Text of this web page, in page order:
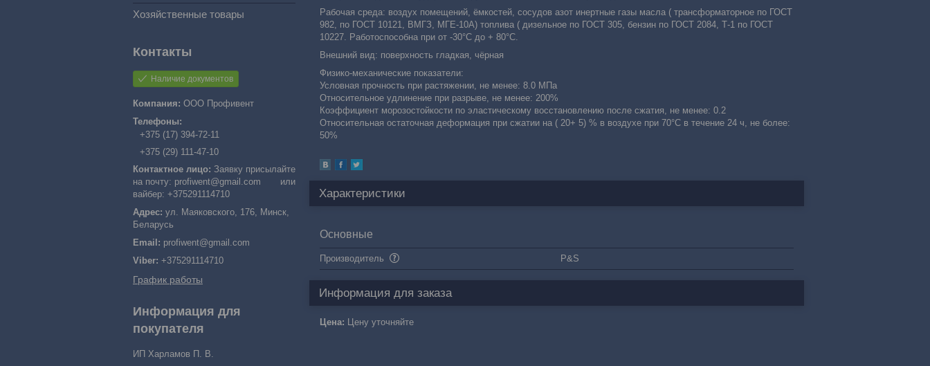
Рабочая среда: воздух помещений, ёмкостей, сосудов азот инертные газы масла ( трансформаторное по ГОСТ
982, по ГОСТ 10121, ВМГЗ, МГЕ-10А) топлива ( дизельное по ГОСТ 305, бензин по ГОСТ 2084, Т-1 по ГОСТ
10227. Работоспособна при от -30°С до + 80°С.
Внешний вид: поверхность гладкая, чёрная
Физико-механические показатели:
Условная прочность при растяжении, не менее: 8.0 МПа
Относительное удлинение при разрыве, не менее: 200%
Коэффициент морозостойкости по эластическому восстановлению после сжатия, не менее: 0.2
Относительная остаточная деформация при сжатии на ( 20+ 5) % в воздухе при 70°С в течение 24 ч, не более:
50%
Характеристики
Основные
Производитель P&S
Информация для заказа
Цена: Цену уточняйте
Хозяйственные товары
Наличие документов
ООО Профивент
+375 (17) 394-72-11
+375 (29) 111-47-10
Заявку присылайте
на почту: profiwent@gmail.com или
вайбер: +375291114710
ул. Маяковского, 176, Минск,
Беларусь
profiwent@gmail.com
+375291114710
График работы
Информация для
покупателя
ИП Харламов П. В.